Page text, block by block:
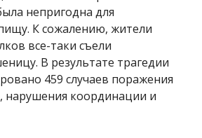
непригодна для
К сожалению, жители
все-таки съели
В результате трагедии
459 случаев поражения
нарушения координации и